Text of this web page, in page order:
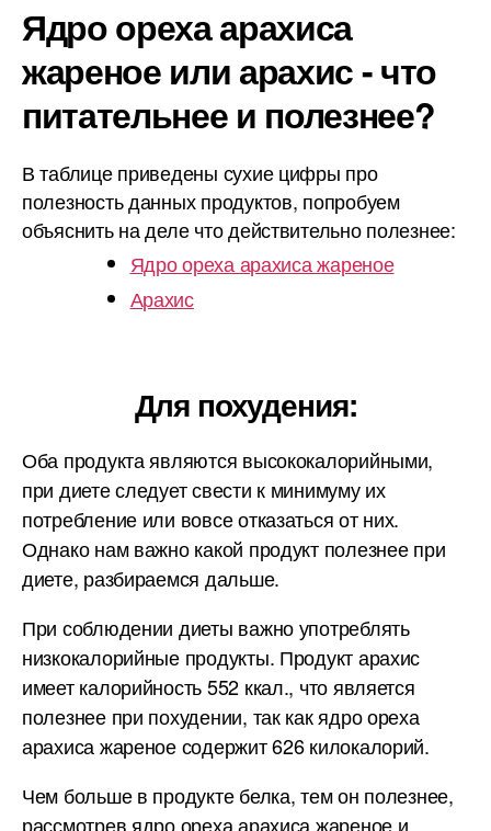
Ядро ореха арахиса
жареное или арахис - что
питательнее и полезнее?
В таблице приведены сухие цифры про
полезность данных продуктов, попробуем
объяснить на деле что действительно полезнее:
Ядро ореха арахиса жареное
Арахис
Для похудения:
Оба продукта являются высококалорийными,
при диете следует свести к минимуму их
потребление или вовсе отказаться от них.
Однако нам важно какой продукт полезнее при
диете, разбираемся дальше.
При соблюдении диеты важно употреблять
низкокалорийные продукты. Продукт арахис
имеет калорийность 552 ккал., что является
полезнее при похудении, так как ядро ореха
арахиса жареное содержит 626 килокалорий.
Чем больше в продукте белка, тем он полезнее,
рассмотрев ядро ореха арахиса жареное и